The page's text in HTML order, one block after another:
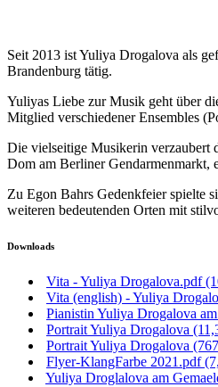
Seit 2013 ist Yuliya Drogalova als
Brandenburg tätig.
Yuliyas Liebe zur Musik geht über
Mitglied verschiedener Ensembles
Die vielseitige Musikerin verzaubert
Dom am Berliner Gendarmenmarkt,
Zu Egon Bahrs Gedenkfeier spielte
weiteren bedeutenden Orten mit
Downloads
Vita - Yuliya Drogalova.pdf
Vita (english) - Yuliya
Pianistin Yuliya Drogalova
Portrait Yuliya Drogalova
Portrait Yuliya Drogalova
Flyer-KlangFarbe 2021.pdf
Yuliya Droglalova am